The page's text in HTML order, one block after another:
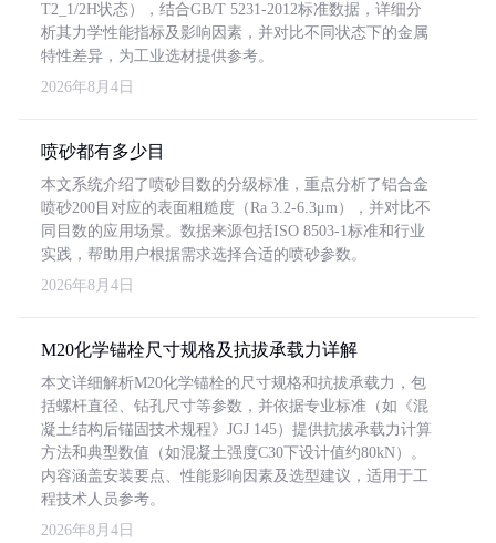
T2_1/2H状态），结合GB/T 5231-2012标准数据，详细分
析其力学性能指标及影响因素，并对比不同状态下的金属
特性差异，为工业选材提供参考。
2026年8月4日
喷砂都有多少目
本文系统介绍了喷砂目数的分级标准，重点分析了铝合金
喷砂200目对应的表面粗糙度（Ra 3.2-6.3μm），并对比不
同目数的应用场景。数据来源包括ISO 8503-1标准和行业
实践，帮助用户根据需求选择合适的喷砂参数。
2026年8月4日
M20化学锚栓尺寸规格及抗拔承载力详解
本文详细解析M20化学锚栓的尺寸规格和抗拔承载力，包
括螺杆直径、钻孔尺寸等参数，并依据专业标准（如《混
凝土结构后锚固技术规程》JGJ 145）提供抗拔承载力计算
方法和典型数值（如混凝土强度C30下设计值约80kN）。
内容涵盖安装要点、性能影响因素及选型建议，适用于工
程技术人员参考。
2026年8月4日